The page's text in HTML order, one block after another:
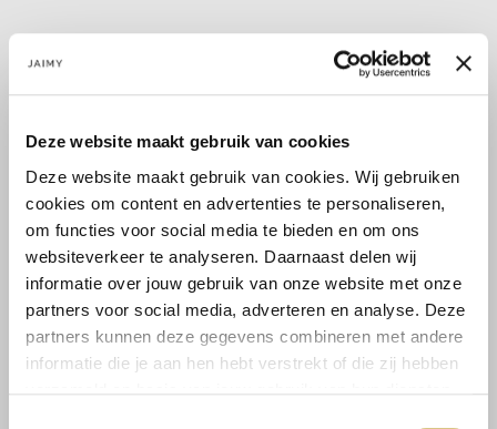
Deze website maakt gebruik van cookies
Deze website maakt gebruik van cookies. Wij gebruiken
cookies om content en advertenties te personaliseren,
om functies voor social media te bieden en om ons
websiteverkeer te analyseren. Daarnaast delen wij
informatie over jouw gebruik van onze website met onze
partners voor social media, adverteren en analyse. Deze
partners kunnen deze gegevens combineren met andere
informatie die je aan hen hebt verstrekt of die zij hebben
GOLD BUTTONS! Een heerlijke knitwear rok mag niet ontbreken
in jouw garderobe. Deze heeft prachtige knopen met gouden
randje. Perfect te combineren met verschillende tops.
Maat:
S/M